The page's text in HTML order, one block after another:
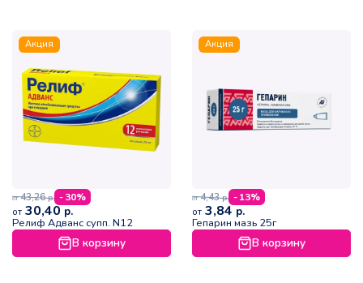
Акция
от 43,26р. - 30%
от 30,40 р.
Релиф Адванс супп. N12
В корзину
Акция
от 4,43р. - 13%
от 3,84 р.
Гепарин мазь 25г
В корзину